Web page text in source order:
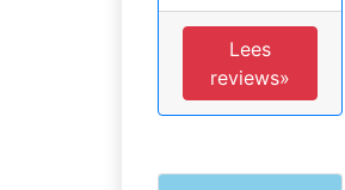
Lees
reviews»